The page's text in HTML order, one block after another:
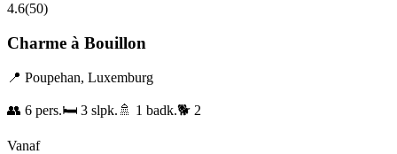
4.6(50)
Charme à Bouillon
📍 Poupehan, Luxemburg
👥 6 pers.🛏️ 3 slpk. 🚿 1 badk.🐕 2
Vanaf